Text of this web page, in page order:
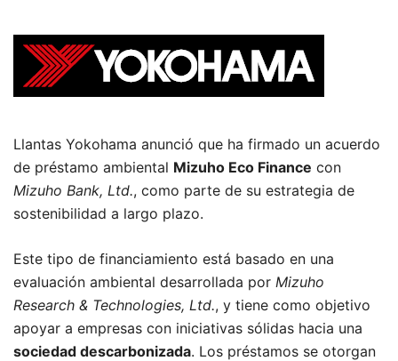
Llantas Yokohama anunció que ha firmado un acuerdo
de préstamo ambiental Mizuho Eco Finance con
Mizuho Bank, Ltd., como parte de su estrategia de
sostenibilidad a largo plazo.
Este tipo de financiamiento está basado en una
evaluación ambiental desarrollada por Mizuho
Research & Technologies, Ltd., y tiene como objetivo
apoyar a empresas con iniciativas sólidas hacia una
sociedad descarbonizada. Los préstamos se otorgan